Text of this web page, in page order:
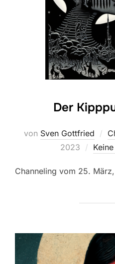
Der
von Sven Gottfried
2023
Channeling vom 25.